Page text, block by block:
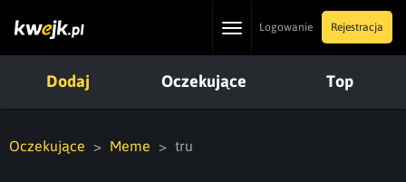
ToggleLogowanie Rejestracja
Dodaj Oczekujące Top
Oczekujące Meme tru